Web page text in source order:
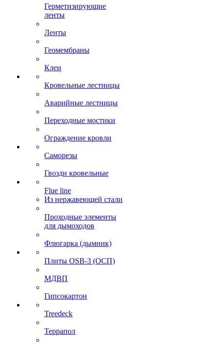
Герметизирующие
ленты
Ленты
Геомембраны
Клеи
Кровельные лестницы
Аварийные лестницы
Переходные мостики
Ограждение кровли
Саморезы
Гвозди кровельные
Flue line
Из нержавеющей стали
Проходные элементы
для дымоходов
Флюгарка (дымник)
Плиты OSB-3 (ОСП)
МДВП
Гипсокартон
Treedeck
Террапол